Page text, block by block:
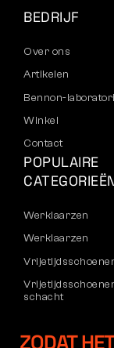
BEDRIJF
Over ons
Artikelen
Bennon-
Winkel
Contact
POPULAIRE
Werklaarzen
Werklaarzen
schacht
Sweatshirts
ZODAT